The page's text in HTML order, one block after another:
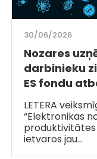
30/06/2026
Nozares
darbinieku
ES fondu
LETERA
“Elektronikas
produktivitātes
ietvaros jau…